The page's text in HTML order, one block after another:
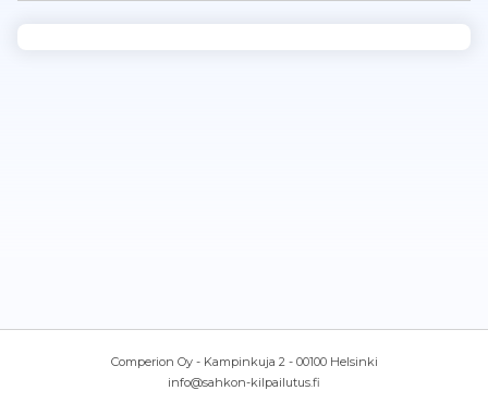
Comperion Oy - Kampinkuja 2 - 00100 Helsinki
info@sahkon-kilpailutus.fi